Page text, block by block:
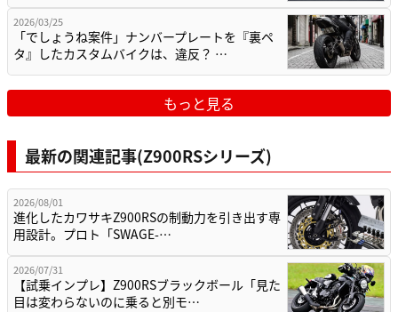
2026/03/25
「でしょうね案件」ナンバープレートを『裏ペ
タ』したカスタムバイクは、違反？ …
もっと見る
最新の関連記事(Z900RSシリーズ)
2026/08/01
進化したカワサキZ900RSの制動力を引き出す専
用設計。プロト「SWAGE-…
2026/07/31
【試乗インプレ】Z900RSブラックボール「見た
目は変わらないのに乗ると別モ…